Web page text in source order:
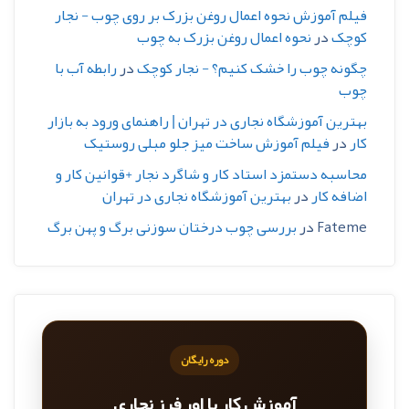
فیلم آموزش نحوه اعمال روغن بزرک بر روی چوب - نجار
کوچکدرنحوه اعمال روغن بزرک به چوب
چگونه چوب را خشک کنیم؟ - نجار کوچکدررابطه آب با
چوب
بهترین آموزشگاه نجاری در تهران | راهنمای ورود به بازار
کاردرفیلم آموزش ساخت میز جلو مبلی روستیک
محاسبه دستمزد استاد کار و شاگرد نجار +قوانین کار و
اضافه کاردربهترین آموزشگاه نجاری در تهران
Fatemeدربررسی چوب درختان سوزنی برگ و پهن برگ
دوره رایگان